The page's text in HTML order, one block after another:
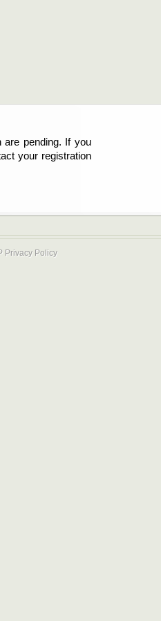
are pending. If you
your registration
Löschung der
Privacy Policy